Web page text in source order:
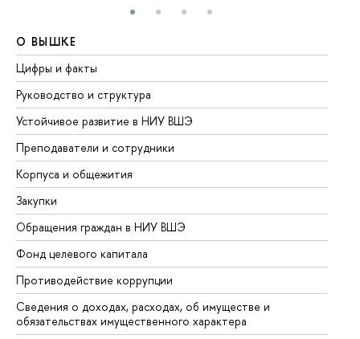
О ВЫШКЕ
Цифры и факты
Руководство и структура
Устойчивое развитие в НИУ ВШЭ
Преподаватели и сотрудники
Корпуса и общежития
Закупки
Обращения граждан в НИУ ВШЭ
Фонд целевого капитала
Противодействие коррупции
Сведения о доходах, расходах, об имуществе и
обязательствах имущественного характера